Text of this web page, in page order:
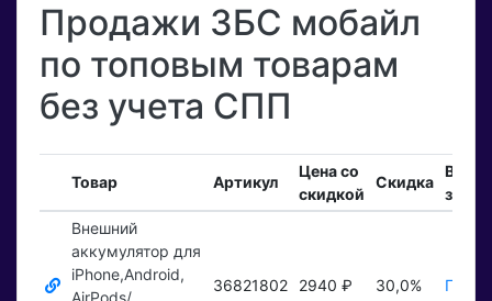
Продажи ЗБС мобайл
по топовым товарам
без учета СПП
Товар Артикул
Цена со
скидкой
Скидка
Внешний
аккумулятор для
iPhone,Android,
36821802 2940 ₽ 30,0%